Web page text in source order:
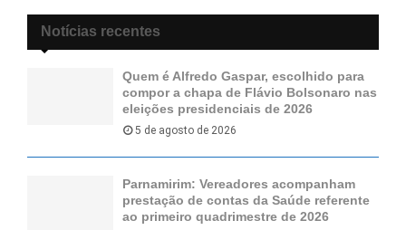
Notícias recentes
Quem é Alfredo Gaspar, escolhido para
compor a chapa de Flávio Bolsonaro nas
eleições presidenciais de 2026
5 de agosto de 2026
Parnamirim: Vereadores acompanham
prestação de contas da Saúde referente
ao primeiro quadrimestre de 2026